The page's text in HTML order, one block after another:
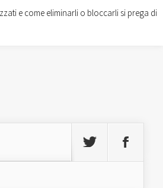
e come eliminarli o bloccarli si prega di